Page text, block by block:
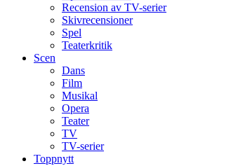
Recension av TV-serier
Skivrecensioner
Spel
Teaterkritik
Scen
Dans
Film
Musikal
Opera
Teater
TV
TV-serier
Toppnytt